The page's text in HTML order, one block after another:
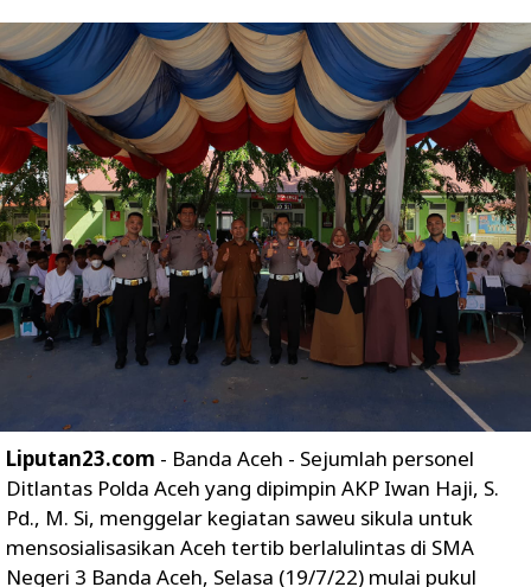
Liputan23.com - Banda Aceh - Sejumlah personel
Ditlantas Polda Aceh yang dipimpin AKP Iwan Haji, S.
Pd., M. Si, menggelar kegiatan saweu sikula untuk
mensosialisasikan Aceh tertib berlalulintas di SMA
Negeri 3 Banda Aceh, Selasa (19/7/22) mulai pukul